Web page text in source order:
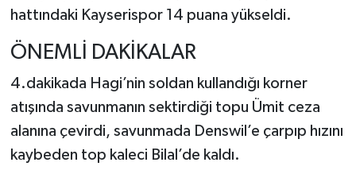
hattındaki Kayserispor 14 puana yükseldi.
ÖNEMLİ DAKİKALAR
4.dakikada Hagi’nin soldan kullandığı korner
atışında savunmanın sektirdiği topu Ümit ceza
alanına çevirdi, savunmada Denswil’e çarpıp hızını
kaybeden top kaleci Bilal’de kaldı.